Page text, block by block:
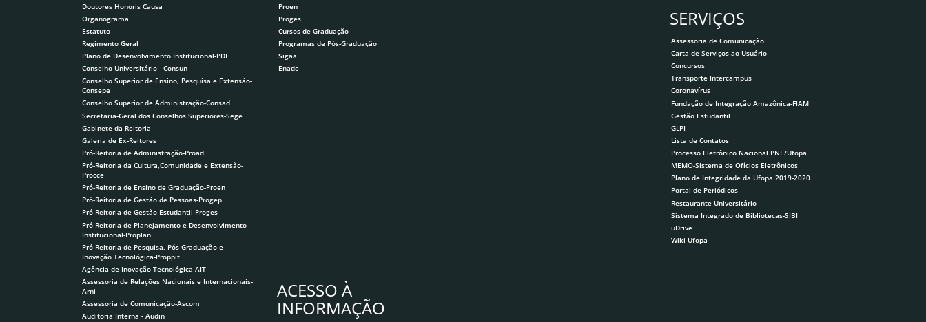
Doutores Honoris Causa
Organograma
Estatuto
Regimento Geral
Plano de Desenvolvimento Institucional-PDI
Conselho Universitário - Consun
Conselho Superior de Ensino, Pesquisa e Extensão-
Consepe
Conselho Superior de Administração-Consad
Secretaria-Geral dos Conselhos Superiores-Sege
Gabinete da Reitoria
Galeria de Ex-Reitores
Pró-Reitoria de Administração-Proad
Pró-Reitoria da Cultura,Comunidade e Extensão-
Procce
Pró-Reitoria de Ensino de Graduação-Proen
Pró-Reitoria de Gestão de Pessoas-Progep
Pró-Reitoria de Gestão Estudantil-Proges
Pró-Reitoria de Planejamento e Desenvolvimento
Institucional-Proplan
Pró-Reitoria de Pesquisa, Pós-Graduação e
Inovação Tecnológica-Proppit
Agência de Inovação Tecnológica-AIT
Assessoria de Relações Nacionais e Internacionais-
Arni
Assessoria de Comunicação-Ascom
Auditoria Interna - Audin
Proen
Proges
Cursos de Graduação
Programas de Pós-Graduação
Sigaa
Enade
SERVIÇOS
Assessoria de Comunicação
Carta de Serviços ao Usuário
Concursos
Transporte Intercampus
Coronavírus
Fundação de Integração Amazônica-FIAM
Gestão Estudantil
GLPI
Lista de Contatos
Processo Eletrônico Nacional PNE/Ufopa
MEMO-Sistema de Ofícios Eletrônicos
Plano de Integridade da Ufopa 2019-2020
Portal de Periódicos
Restaurante Universitário
Sistema Integrado de Bibliotecas-SIBI
uDrive
Wiki-Ufopa
ACESSO À
INFORMAÇÃO